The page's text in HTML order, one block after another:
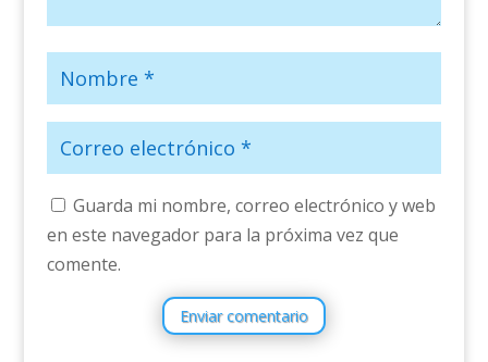
Guarda mi nombre, correo electrónico y web
en este navegador para la próxima vez que
comente.
Enviar comentario